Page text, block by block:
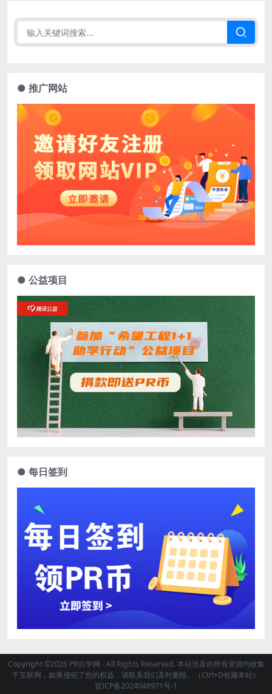
● 推广网站
● 公益项目
● 每日签到
Copyright ©2026 PR自学网 - All Rights Reserved. 本站涉及的所有资源均收集
于互联网，如果侵犯了您的权益，请联系我们及时删除。（Ctrl+D收藏本站）
晋ICP备2024048971号-1